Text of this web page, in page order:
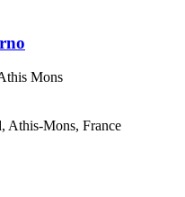
Mons
Athis-Mons, France